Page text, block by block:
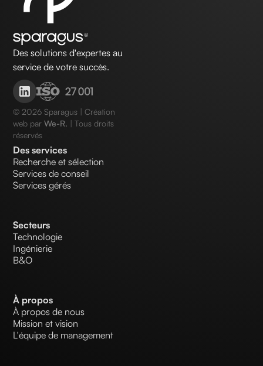
Des solutions d'expertes au
service de votre succès.
©2026 Sparagus | Création
web parWe-R. | Tous droits
réservés
Des services
Recherche et sélection
Services de conseil
Services gérés
Secteurs
Technologie
Ingénierie
B&O
À propos
À propos de nous
Mission et vision
L'équipe de management